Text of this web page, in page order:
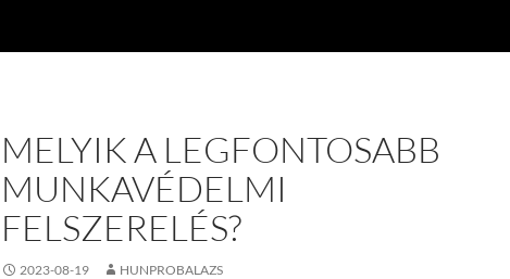
MELYIK A LEGFONTOSABB
MUNKAVÉDELMI
FELSZERELÉS?
2023-08-19 HUNPROBALAZS